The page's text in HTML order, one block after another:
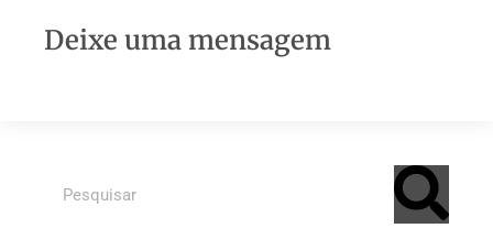
Deixe uma mensagem